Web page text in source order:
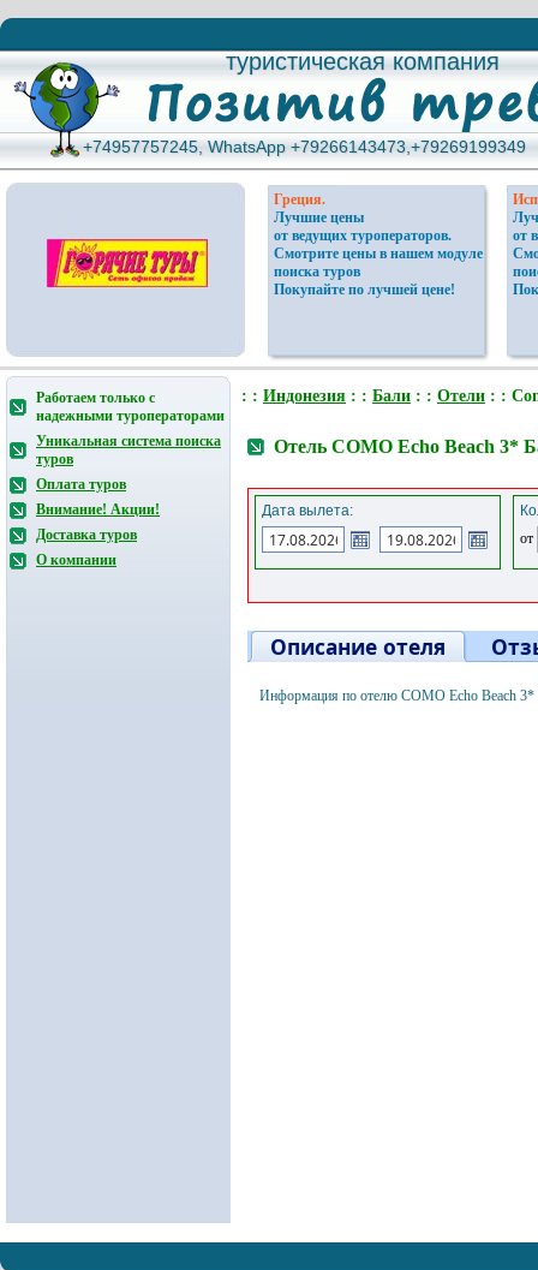
туристическая компания
туристическая компания
+74957757245, WhatsApp +79266143473,+79269199349
+74957757245, WhatsApp +79266143473,+79269199349
Греция.
Лучшие цены
от ведущих туроператоров.
Смотрите цены в нашем модуле
поиска туров
Покупайте по лучшей цене!
от
Работаем только с
надежными туроператорами
Уникальная система поиска
туров
Оплата туров
Внимание! Акции!
Доставка туров
О компании
: : Индонезия : : Бали : : Отели : :
Отель COMO Echo Beach 3*
Дата вылета:
от
Описание отеля
Информация по отелю COMO Echo Beach